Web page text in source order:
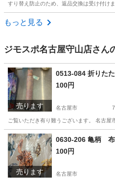
すり替え防止のため、返品交換は受け付け
愛知 春日井市
もっと見る
ジモスポ名古屋守山店さん
売ります
0513-084 折りた
100円
名古屋市
ご覧いただき有り難うございます。 名古
愛知 名古屋市 リユース
売ります
0630-206 亀柄
100円
名古屋市